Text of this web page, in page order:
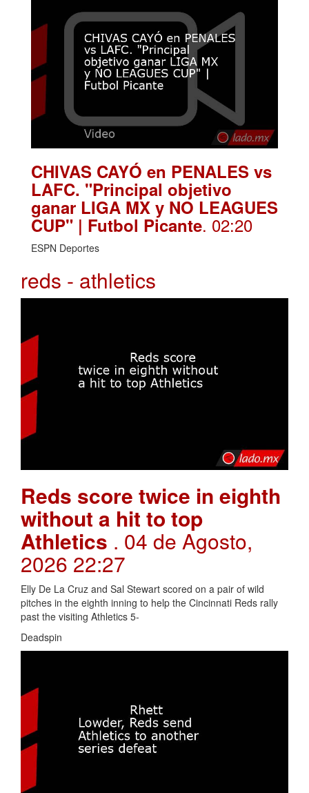
CHIVAS CAYÓ en PENALES vs
LAFC. "Principal objetivo
ganar LIGA MX y NO LEAGUES
CUP" | Futbol Picante. 02:20
ESPN Deportes
reds - athletics
Reds score twice in eighth
without a hit to top
Athletics . 04 de Agosto,
2026 22:27
Elly De La Cruz and Sal Stewart scored on a pair of wild
pitches in the eighth inning to help the Cincinnati Reds rally
past the visiting Athletics 5-
Deadspin